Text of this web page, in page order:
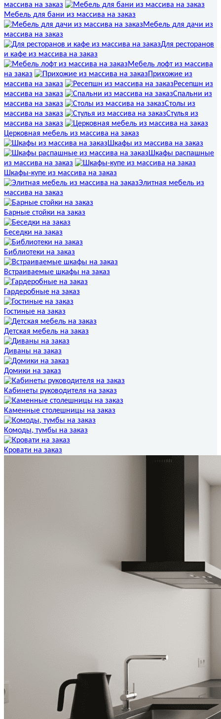
массива на заказ
Мебель для бани из массива на заказ
Мебель для дачи из
массива на заказ
Для ресторанов
и кафе из массива на заказ
Мебель лофт из массива
на заказ
Прихожие из
массива на заказ
Ресепшн из
массива на заказ
Спальни из
массива на заказ
Столы из
массива на заказ
Стулья из
массива на заказ
Церковная мебель из массива на заказ
Шкафы из массива на заказ
Шкафы распашные
из массива на заказ
Шкафы-купе из массива на заказ
Элитная мебель из
массива на заказ
Барные стойки на заказ
Беседки на заказ
Библиотеки на заказ
Встраиваемые шкафы на заказ
Гардеробные на заказ
Гостиные на заказ
Детская мебель на заказ
Диваны на заказ
Домики на заказ
Кабинеты руководителя на заказ
Каменные столешницы на заказ
Комоды, тумбы на заказ
Кровати на заказ